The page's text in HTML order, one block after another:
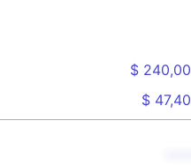
$
$